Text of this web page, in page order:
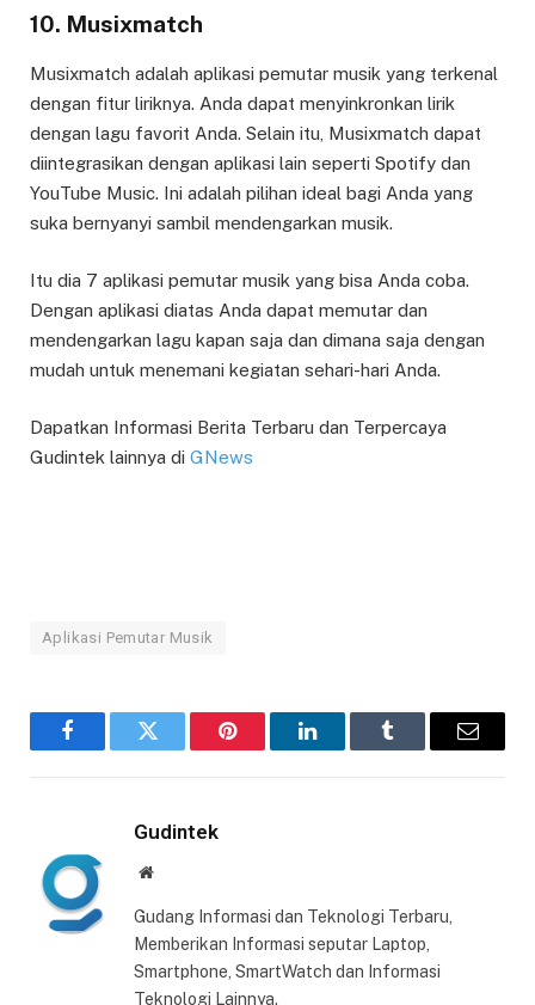
10. Musixmatch
Musixmatch adalah aplikasi pemutar musik yang terkenal
dengan fitur liriknya. Anda dapat menyinkronkan lirik
dengan lagu favorit Anda. Selain itu, Musixmatch dapat
diintegrasikan dengan aplikasi lain seperti Spotify dan
YouTube Music. Ini adalah pilihan ideal bagi Anda yang
suka bernyanyi sambil mendengarkan musik.
Itu dia 7 aplikasi pemutar musik yang bisa Anda coba.
Dengan aplikasi diatas Anda dapat memutar dan
mendengarkan lagu kapan saja dan dimana saja dengan
mudah untuk menemani kegiatan sehari-hari Anda.
Dapatkan Informasi Berita Terbaru dan Terpercaya
Gudintek lainnya di GNews
Aplikasi Pemutar Musik
FacebookTwitter Pinterest LinkedInTumblr Email
Gudintek
Website
Gudang Informasi dan Teknologi Terbaru,
Memberikan Informasi seputar Laptop,
Smartphone, SmartWatch dan Informasi
Teknologi Lainnya.